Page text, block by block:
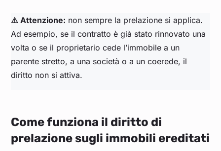
⚠️ Attenzione: non sempre la prelazione si applica.
Ad esempio, se il contratto è già stato rinnovato una
volta o se il proprietario cede l’immobile a un
parente stretto, a una società o a un coerede, il
diritto non si attiva.
Come funziona il diritto di
prelazione sugli immobili ereditati